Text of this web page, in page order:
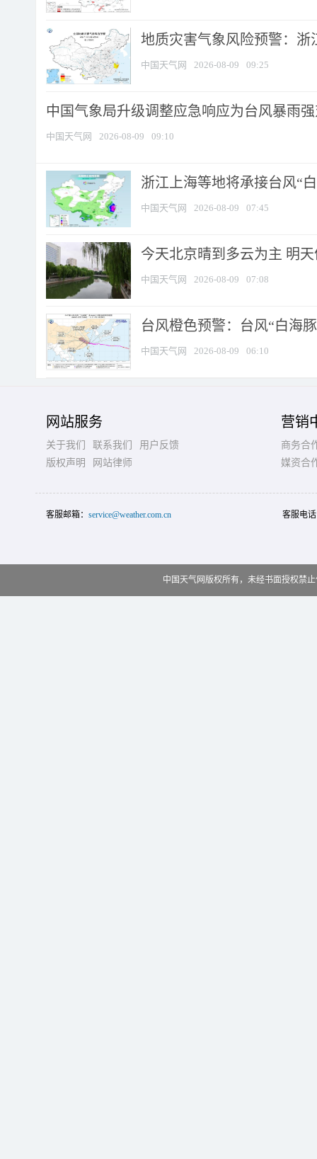
地质灾害气象风险预警：浙
中国天气网 2026-08-09 09:25
中国气象局升级调整应急响应为台风暴雨
中国天气网 2026-08-09 09:10
浙江上海等地将承接台风“
中国天气网 2026-08-09 07:45
今天北京晴到多云为主 明
中国天气网 2026-08-09 07:08
台风橙色预警：台风“白海
中国天气网 2026-08-09 06:10
网站服务
关于我们 联系我们
用户反馈
版权声明
网站律师
营销
商务合
媒资合
客服邮箱： service@weather.com.cn 客服电
中国天气网版权所有，未经书面授权